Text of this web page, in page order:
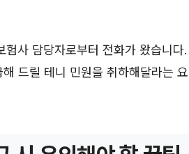
사 담당자로부터 전화가 왔습니다
드릴 테니 민원을 취하해달라는